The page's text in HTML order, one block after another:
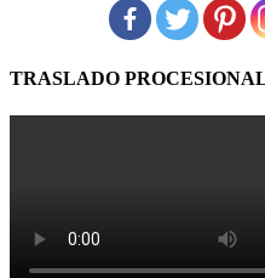
TRASLADO